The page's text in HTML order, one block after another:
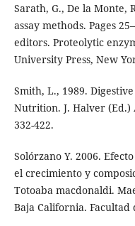
Sarath, G., De la Monte,
assay methods. Pages
editors. Proteolytic
University Press, New
Smith, L., 1989.
Nutrition. J. Halver (Ed.)
332-422.
Solórzano Y. 2006.
el crecimiento y
Totoaba macdonaldi.
Baja California. Facultad